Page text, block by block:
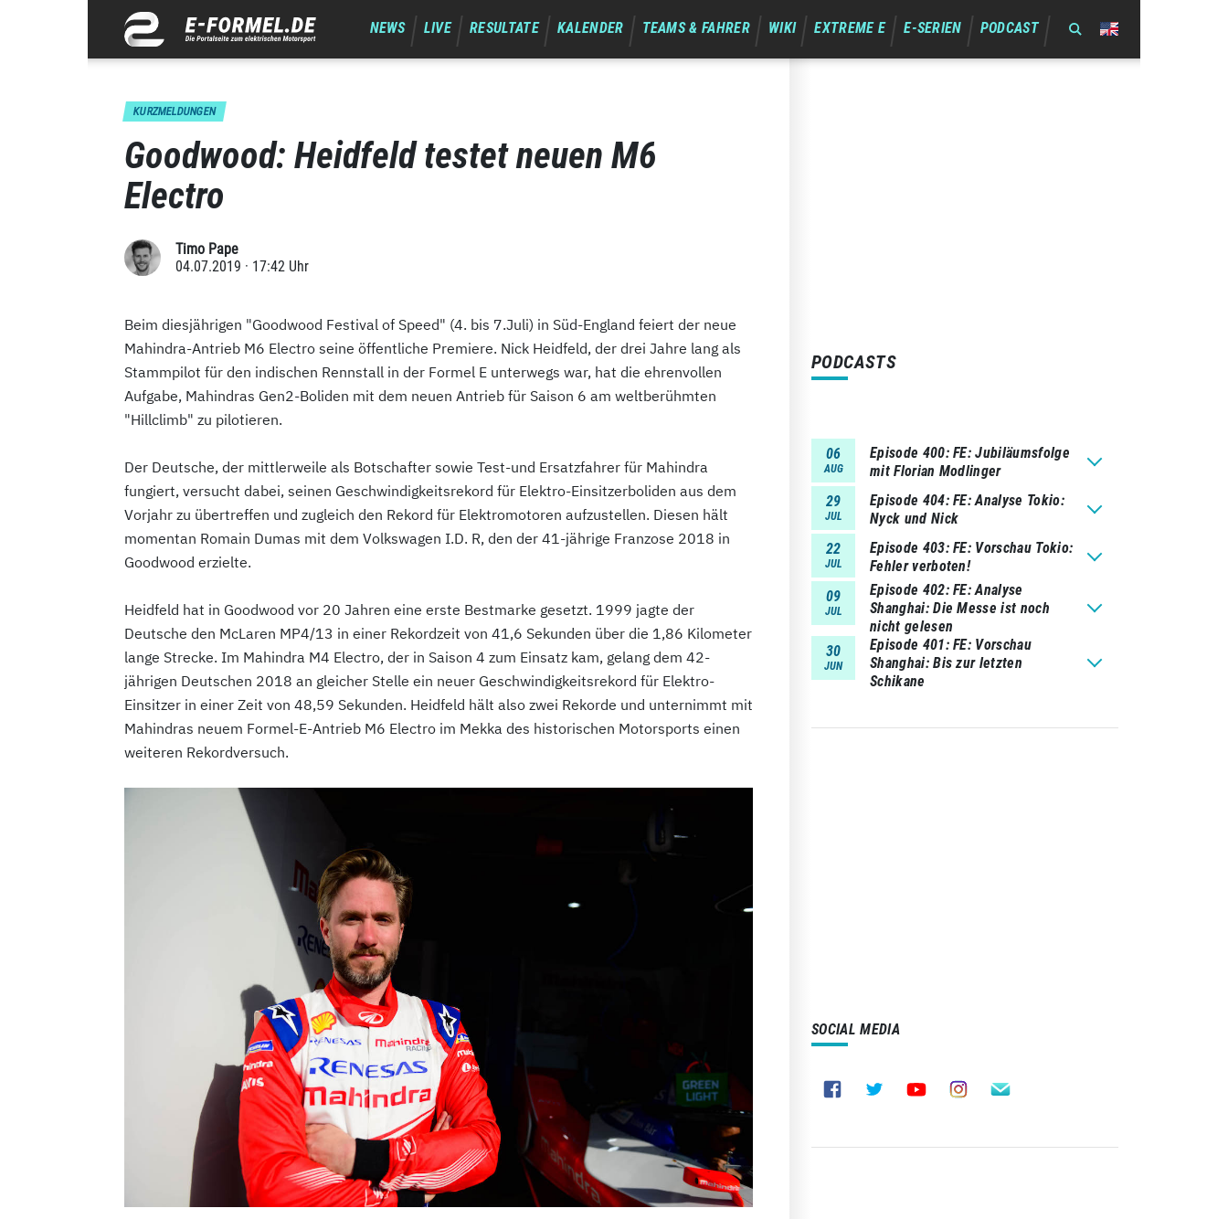
NEWS LIVE RESULTATE KALENDER TEAMS & FAHRER WIKI EXTREME E E-SERIEN PODCAST
KURZMELDUNGEN
Goodwood: Heidfeld testet neuen M6
Electro
Timo Pape
04.07.2019 · 17:42 Uhr
Beim diesjährigen "Goodwood Festival of Speed" (4. bis 7.Juli) in Süd-England feiert der neue
Mahindra-Antrieb M6 Electro seine öffentliche Premiere. Nick Heidfeld, der drei Jahre lang als
Stammpilot für den indischen Rennstall in der Formel E unterwegs war, hat die ehrenvollen
Aufgabe, Mahindras Gen2-Boliden mit dem neuen Antrieb für Saison 6 am weltberühmten
"Hillclimb" zu pilotieren.
Der Deutsche, der mittlerweile als Botschafter sowie Test-und Ersatzfahrer für Mahindra
fungiert, versucht dabei, seinen Geschwindigkeitsrekord für Elektro-Einsitzerboliden aus dem
Vorjahr zu übertreffen und zugleich den Rekord für Elektromotoren aufzustellen. Diesen hält
momentan Romain Dumas mit dem Volkswagen I.D. R, den der 41-jährige Franzose 2018 in
Goodwood erzielte.
Heidfeld hat in Goodwood vor 20 Jahren eine erste Bestmarke gesetzt. 1999 jagte der
Deutsche den McLaren MP4/13 in einer Rekordzeit von 41,6 Sekunden über die 1,86 Kilometer
lange Strecke. Im Mahindra M4 Electro, der in Saison 4 zum Einsatz kam, gelang dem 42-
jährigen Deutschen 2018 an gleicher Stelle ein neuer Geschwindigkeitsrekord für Elektro-
Einsitzer in einer Zeit von 48,59 Sekunden. Heidfeld hält also zwei Rekorde und unternimmt mit
Mahindras neuem Formel-E-Antrieb M6 Electro im Mekka des historischen Motorsports einen
weiteren Rekordversuch.
PODCASTS
06
AUG
Episode 400 FE: Jubiläumsfolge
mit Florian Modlinger
29
JUL
Episode 404 FE: Analyse Tokio:
Nyck und Nick
22
JUL
Episode 403 FE: Vorschau Tokio:
Fehler verboten!
09
JUL
Episode 402 FE: Analyse
Shanghai: Die Messe ist noch
nicht gelesen
30
JUN
Episode 401 FE: Vorschau
Shanghai: Bis zur letzten
Schikane
SOCIAL MEDIA